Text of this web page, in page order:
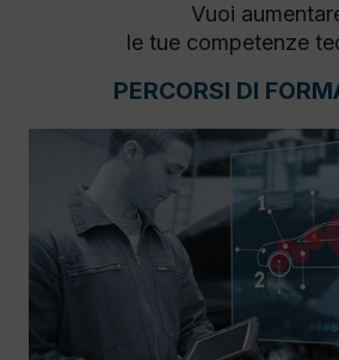
Vuoi
le tue competenze
PERCORSI DI